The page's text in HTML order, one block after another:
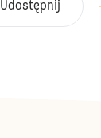
Udostępnij